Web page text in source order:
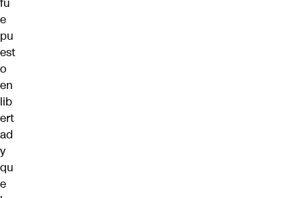
e
pu
est
o
en
lib
ert
ad
y
qu
e